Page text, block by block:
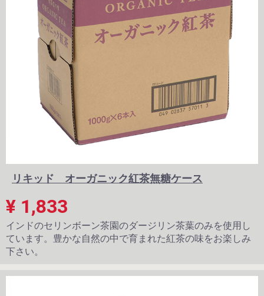
リキッド オーガニック紅茶無糖ケース
¥ 1,833
インドのセリンボーン茶園のダージリン茶葉のみを使用し
ています。豊かな自然の中で育まれた紅茶の味をお楽しみ
下さい。